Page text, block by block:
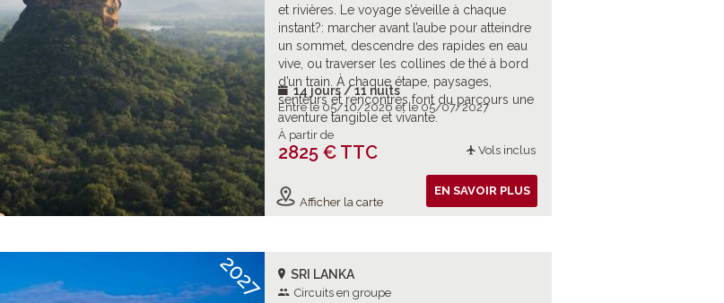
et rivières. Le voyage s’éveille à chaque
instant?: marcher avant l’aube pour atteindre
un sommet, descendre des rapides en eau
vive, ou traverser les collines de thé à bord
d’un train. À chaque étape, paysages,
senteurs et rencontres font du parcours une
aventure tangible et vivante.
14 jours / 11 nuits
Entre le 05/10/2026 et le 05/07/2027
À partir de
2825 € TTC Vols inclus
Afficher la carte
EN SAVOIR PLUS
SRI LANKA
Circuits en groupe
2027